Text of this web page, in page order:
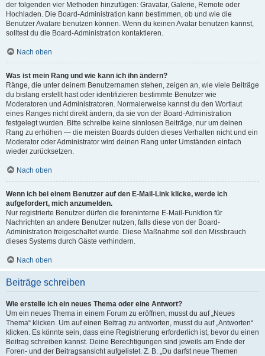
der folgenden vier Methoden hinzufügen: Gravatar, Galerie, Remote oder
Hochladen. Die Board-Administration kann bestimmen, ob und wie die
Benutzer Avatare benutzen können. Wenn du keinen Avatar benutzen kannst,
solltest du die Board-Administration kontaktieren.
Nach oben
Was ist mein Rang und wie kann ich ihn ändern?
Ränge, die unter deinem Benutzernamen stehen, zeigen an, wie viele Beiträge
du bislang erstellt hast oder identifizieren bestimmte Benutzer wie
Moderatoren und Administratoren. Normalerweise kannst du den Wortlaut
eines Ranges nicht direkt ändern, da sie von der Board-Administration
festgelegt wurden. Bitte schreibe keine sinnlosen Beiträge, nur um deinen
Rang zu erhöhen — die meisten Boards dulden dieses Verhalten nicht und ein
Moderator oder Administrator wird deinen Rang unter Umständen einfach
wieder zurücksetzen.
Nach oben
Wenn ich bei einem Benutzer auf den E-Mail-Link klicke, werde ich
aufgefordert, mich anzumelden.
Nur registrierte Benutzer dürfen die foreninterne E-Mail-Funktion für
Nachrichten an andere Benutzer nutzen, falls diese von der Board-
Administration freigeschaltet wurde. Diese Maßnahme soll den Missbrauch
dieses Systems durch Gäste verhindern.
Nach oben
Beiträge schreiben
Wie erstelle ich ein neues Thema oder eine Antwort?
Um ein neues Thema in einem Forum zu eröffnen, musst du auf „Neues
Thema“ klicken. Um auf einen Beitrag zu antworten, musst du auf „Antworten“
klicken. Es könnte sein, dass eine Registrierung erforderlich ist, bevor du einen
Beitrag schreiben kannst. Deine Berechtigungen sind jeweils am Ende der
Foren- und der Beitragsansicht aufgelistet. Z. B. „Du darfst neue Themen